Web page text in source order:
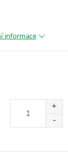
informace